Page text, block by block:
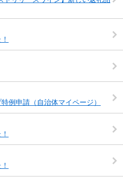
例申請（自治体マイページ）